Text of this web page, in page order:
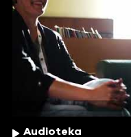
Audioteka